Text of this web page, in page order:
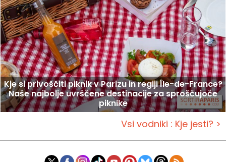
Kje si privoščiti piknik v Parizu in regiji Île-de-France?
Naše najbolje uvrščene destinacije za sproščujoče
piknike
Vsi vodniki : Kje jesti? >